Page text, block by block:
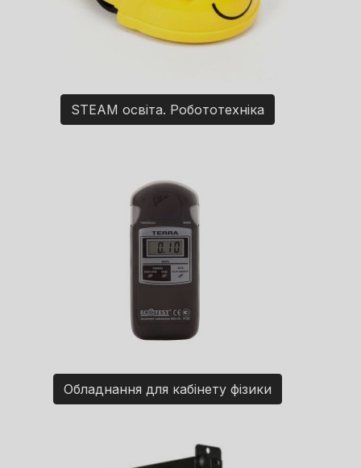
STEAM освіта. Робототехніка
Обладнання для кабінету фізики